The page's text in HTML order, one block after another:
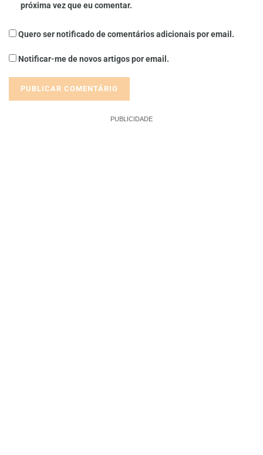
próxima vez que eu comentar.
Quero ser notificado de comentários adicionais por email.
Notificar-me de novos artigos por email.
PUBLICIDADE